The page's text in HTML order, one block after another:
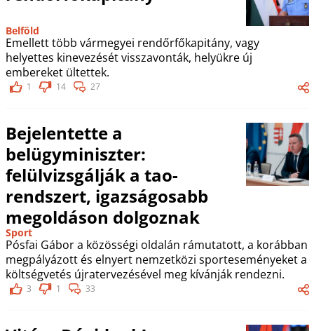
Belföld
Emellett több vármegyei rendőrfőkapitány, vagy
helyettes kinevezését visszavonták, helyükre új
embereket ültettek.
1 14 27
Bejelentette a
belügyminiszter:
felülvizsgálják a tao-
rendszert, igazságosabb
megoldáson dolgoznak
Sport
Pósfai Gábor a közösségi oldalán rámutatott, a korábban
megpályázott és elnyert nemzetközi sporteseményeket a
költségvetés újratervezésével meg kívánják rendezni.
3 1 33